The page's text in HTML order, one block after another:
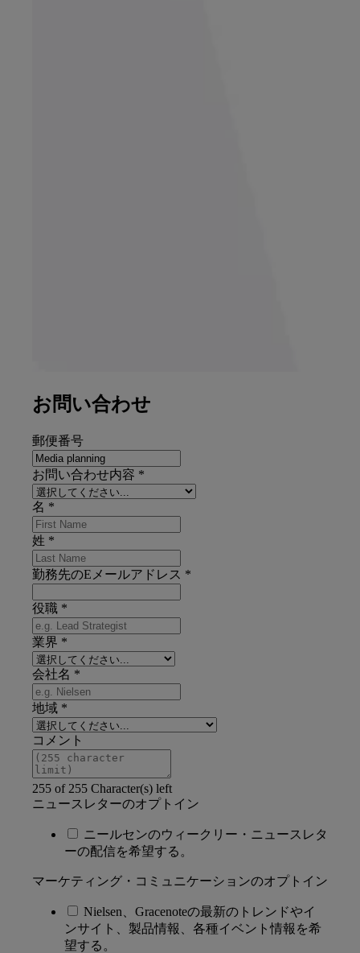
お問い合わせ
郵便番号
お問い合わせ内容 *
名 *
姓 *
勤務先のEメールアドレス *
役職 *
業界 *
会社名 *
地域 *
コメント
255 of 255 Character(s) left
ニュースレターのオプトイン
ニールセンのウィークリー・ニュースレタ
ーの配信を希望する。
マーケティング・コミュニケーションのオプトイン
Nielsen、Gracenoteの最新のトレンドやイ
ンサイト、製品情報、各種イベント情報を希
望する。